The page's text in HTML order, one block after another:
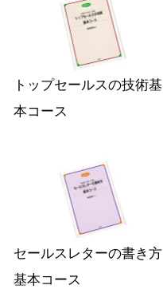
トップセールスの技術基
本コース
セールスレターの書き方
基本コース